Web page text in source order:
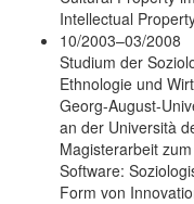
Intellectual
10/2003–03/2008
Studium der
Ethnologie und
Georg-August-
an der Università
Magisterarbeit
Software:
Form von